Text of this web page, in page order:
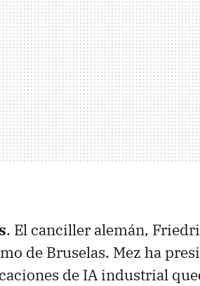
. El canciller alemán,
de Bruselas. Mez ha
de IA industrial